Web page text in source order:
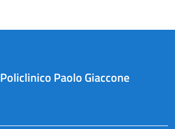
Policlinico Paolo Giaccone